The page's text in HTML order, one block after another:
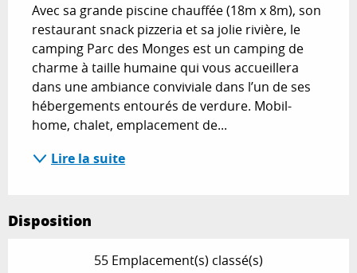
Avec sa grande piscine chauffée (18m x 8m), son
restaurant snack pizzeria et sa jolie rivière, le
camping Parc des Monges est un camping de
charme à taille humaine qui vous accueillera
dans une ambiance conviviale dans l’un de ses
hébergements entourés de verdure. Mobil-
home, chalet, emplacement de...
Lire la suite
Disposition
55 Emplacement(s) classé(s)